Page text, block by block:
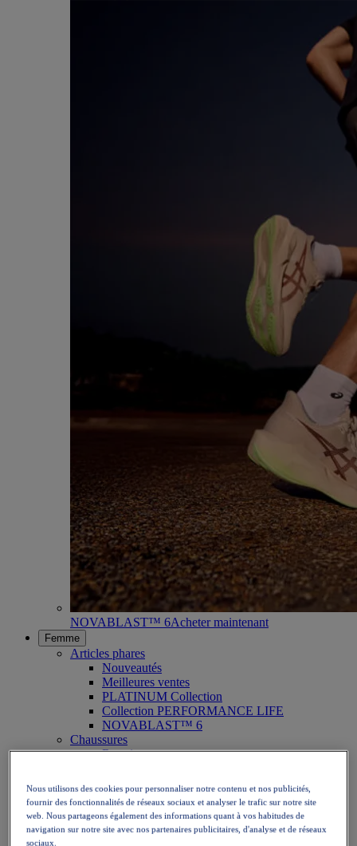
NOVABLAST™ 6Acheter maintenant
Femme
Articles phares
Nouveautés
Meilleures ventes
PLATINUM Collection
Collection PERFORMANCE LIFE
NOVABLAST™ 6
Chaussures
Running
Tennis
Volley
Handball
Padel
Nous utilisons des cookies pour personnaliser notre contenu et nos publicités,
fournir des fonctionnalités de réseaux sociaux et analyser le trafic sur notre site
web. Nous partageons également des informations quant à vos habitudes de
navigation sur notre site avec nos partenaires publicitaires, d'analyse et de réseaux
sociaux.